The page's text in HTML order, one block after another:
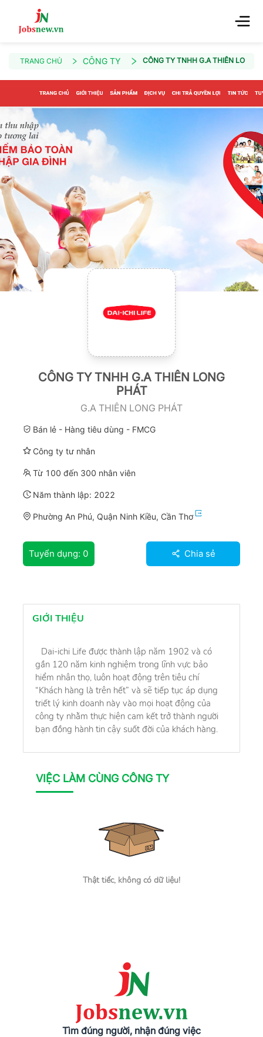
TRANG CHỦ CÔNG TY CÔNG TY TNHH G.A THIÊN LONG
CÔNG TY TNHH G.A THIÊN LONG
PHÁT
G.A THIÊN LONG PHÁT
Bán lẻ - Hàng tiêu dùng - FMCG
Công ty tư nhân
Từ 100 đến 300 nhân viên
Năm thành lập: 2022
Phường An Phú, Quận Ninh Kiều, Cần Thơ
Tuyển dụng: 0 Chia sẻ
GIỚI THIỆU
Dai-ichi Life được thành lập năm 1902 và có
gần 120 năm kinh nghiệm trong lĩnh vực bảo
hiểm nhân thọ, luôn hoạt động trên tiêu chí
“Khách hàng là trên hết” và sẽ tiếp tục áp dụng
triết lý kinh doanh này vào mọi hoạt động của
công ty nhằm thực hiện cam kết trở thành người
bạn đồng hành tin cậy suốt đời của khách hàng.
VIỆC LÀM CÙNG CÔNG TY
Thật tiếc, không có dữ liệu!
Tìm đúng người, nhận đúng việc